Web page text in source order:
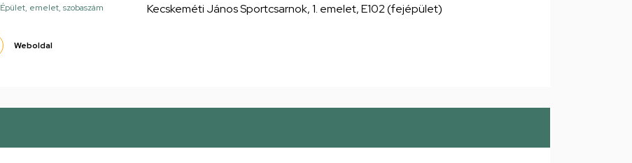
Épület, emelet, szobaszám Kecskeméti János Sportcsarnok, 1. emelet, E102 (fejépület)
Weboldal